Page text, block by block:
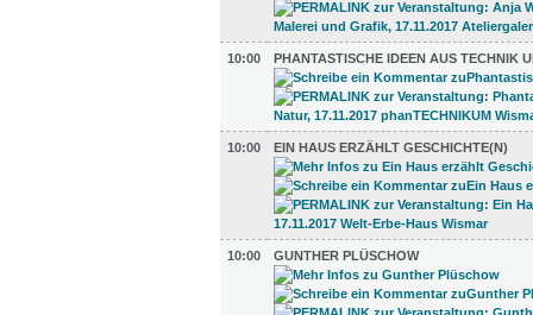
10:00 PHANTASTISCHE IDEEN AUS TECHNIK
10:00 EIN HAUS ERZÄHLT GESCHICHTE(N)
10:00 GUNTHER PLÜSCHOW